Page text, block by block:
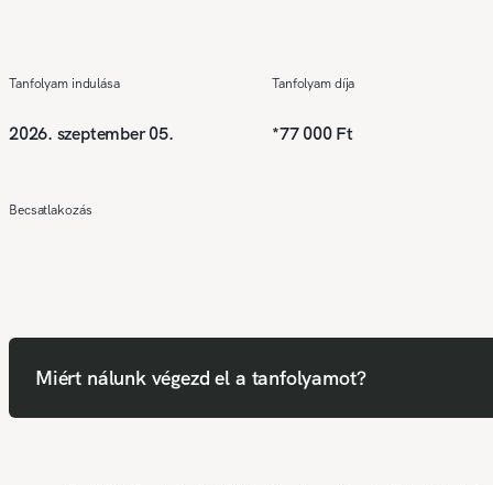
Tanfolyam indulása
2026. szeptember 05.
Tanfolyam díja
*77 000 Ft
Becsatlakozás
Miért nálunk végezd el a tanfolyamot?